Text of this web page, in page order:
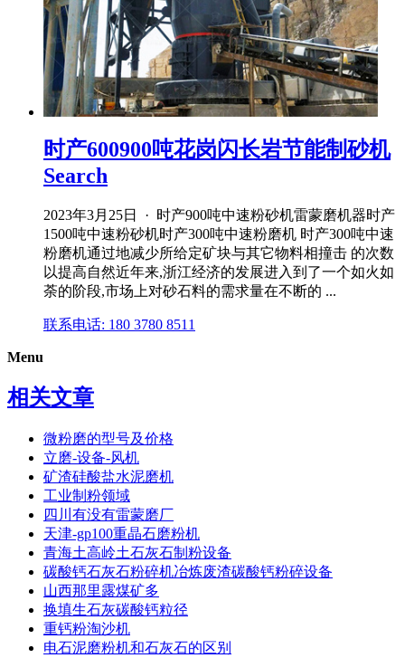
时产600900吨花岗闪长岩节能制砂机
Search
2023年3月25日 · 时产900吨中速粉砂机雷蒙磨机器时产
1500吨中速粉砂机时产300吨中速粉磨机 时产300吨中速
粉磨机通过地减少所给定矿块与其它物料相撞击 的次数
以提高自然近年来,浙江经济的发展进入到了一个如火如
荼的阶段,市场上对砂石料的需求量在不断的 ...
联系电话: 180 3780 8511
Menu
相关文章
微粉磨的型号及价格
立磨-设备-风机
矿渣硅酸盐水泥磨机
工业制粉领域
四川有没有雷蒙磨厂
天津-gp100重晶石磨粉机
青海土高岭土石灰石制粉设备
碳酸钙石灰石粉碎机冶炼废渣碳酸钙粉碎设备
山西那里露煤矿多
换填生石灰碳酸钙粒径
重钙粉淘沙机
电石泥磨粉机和石灰石的区别